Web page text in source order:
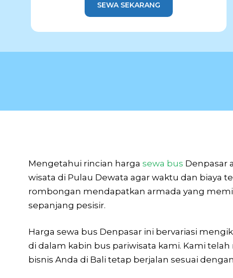
SEWA SEKARANG
Mengetahui rincian harga sewa bus Denpasar
wisata di Pulau Dewata agar waktu dan biaya
rombongan mendapatkan armada yang
sepanjang pesisir.
Harga sewa bus Denpasar ini bervariasi
di dalam kabin bus pariwisata kami. Kami
bisnis Anda di Bali tetap berjalan sesuai